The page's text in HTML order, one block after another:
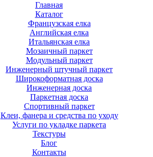
Главная
Каталог
Французская елка
Английская елка
Итальянская елка
Мозаичный паркет
Модульный паркет
Инженерный штучный паркет
Широкоформатная доска
Инженерная доска
Паркетная доска
Спортивный паркет
Клеи, фанера и средства по уходу
Услуги по укладке паркета
Текстуры
Блог
Контакты